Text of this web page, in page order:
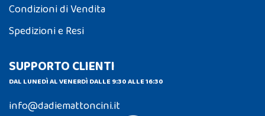
Condizioni di Vendita
Spedizioni e Resi
SUPPORTO CLIENTI
DAL LUNEDÌ AL VENERDÌ DALLE 9:30 ALLE 16:30
info@dadiemattoncini.it